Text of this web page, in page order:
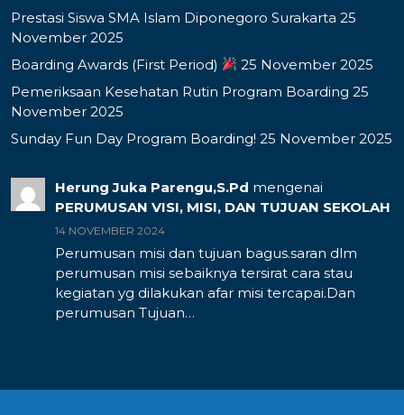
Prestasi Siswa SMA Islam Diponegoro Surakarta 25
November 2025
Boarding Awards (First Period)
25 November 2025
Pemeriksaan Kesehatan Rutin Program Boarding 25
November 2025
Sunday Fun Day Program Boarding! 25 November 2025
Herung Juka Parengu,S.Pd mengenai
PERUMUSAN VISI, MISI, DAN TUJUAN SEKOLAH
14 NOVEMBER 2024
Perumusan misi dan tujuan bagus.saran dlm
perumusan misi sebaiknya tersirat cara stau
kegiatan yg dilakukan afar misi tercapai.Dan
perumusan Tujuan…